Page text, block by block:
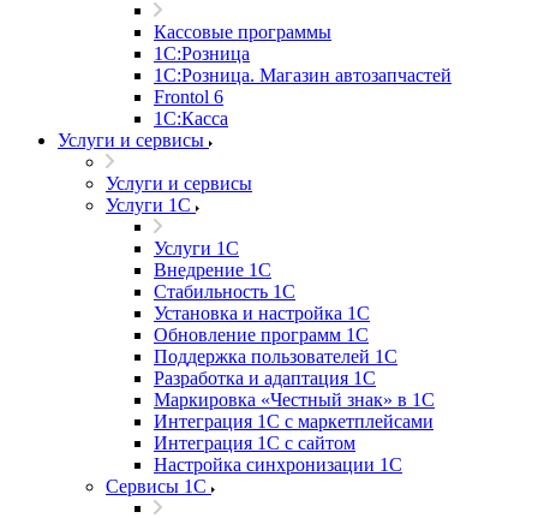
Кассовые программы
1С:Розница
1С:Розница. Магазин автозапчастей
Frontol 6
1С:Касса
Услуги и сервисы
Услуги и сервисы
Услуги 1С
Услуги 1С
Внедрение 1С
Стабильность 1С
Установка и настройка 1С
Обновление программ 1С
Поддержка пользователей 1С
Разработка и адаптация 1С
Маркировка «Честный знак» в 1С
Интеграция 1С с маркетплейсами
Интеграция 1С с сайтом
Настройка синхронизации 1С
Сервисы 1С